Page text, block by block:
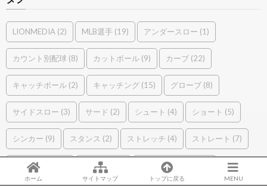
ホーム サイトマップ トップに戻る MENU
LIONMEDIA (2) MLB選手 (19) アンダースロー (1)
カウント別配球 (8) カットボール (9) カーブ (22)
キャッチボール (2) キャッチング (15) グローブ (8)
サイドスロー (3) サード (2) シュート (4) ショート (5)
シンカー (9) スタンス (2) ストレッチ (4) ストレート (7)
スライダー セカンド チェンジアップ